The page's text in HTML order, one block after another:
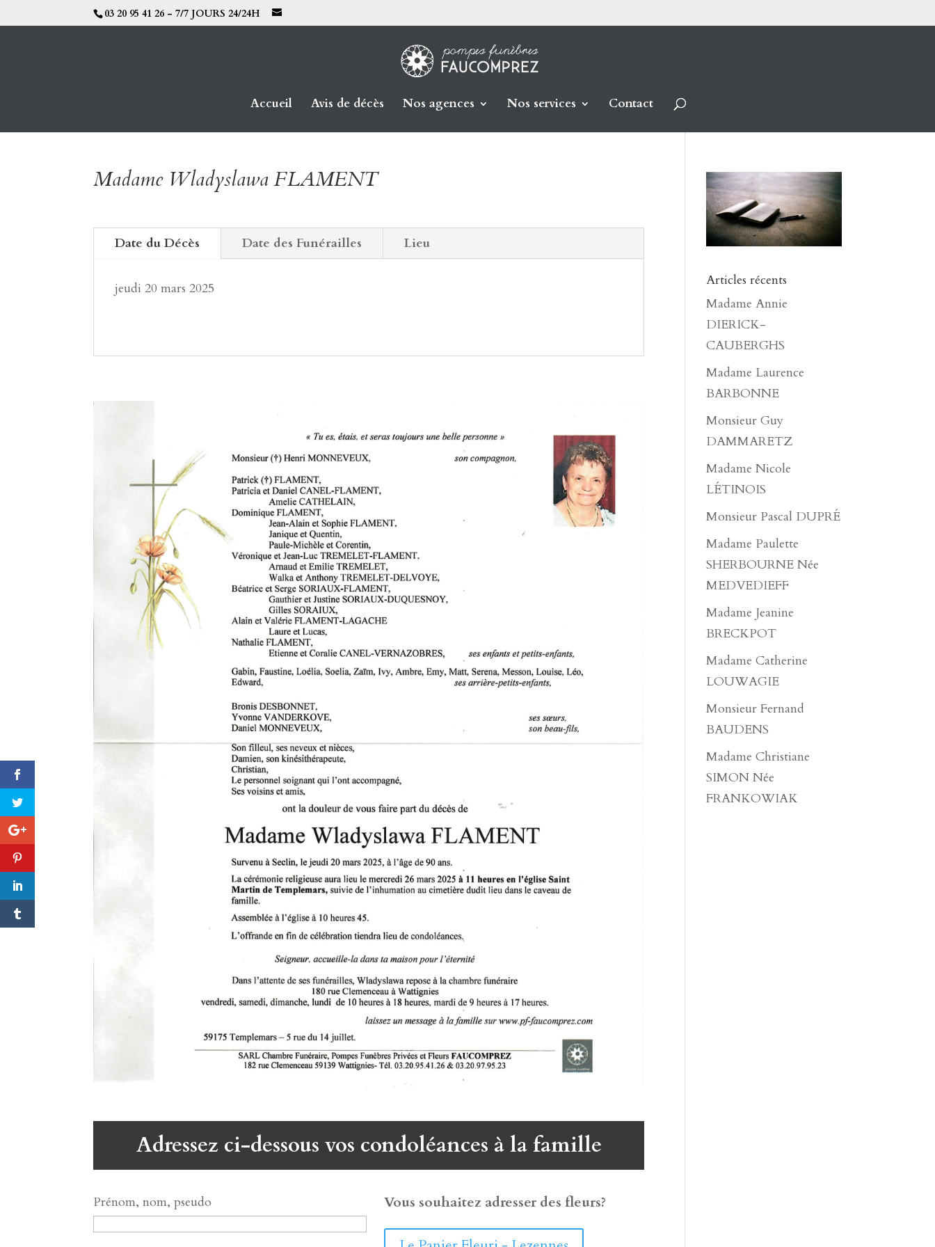
03 20 95 41 26 - 7/7 JOURS 24/24H
Accueil Avis de décès Nos agences Nos services Contact
Madame Wladyslawa FLAMENT
Date du Décès Date des Funérailles Lieu
jeudi 20 mars 2025
Adressez ci-dessous vos condoléances à la famille
Prénom, nom, pseudo Vous souhaitez adresser des fleurs?
Articles récents
Madame Annie
DIERICK-
CAUBERGHS
Madame Laurence
BARBONNE
Monsieur Guy
DAMMARETZ
Madame Nicole
LÉTINOIS
Monsieur Pascal DUPRÉ
Madame Paulette
SHERBOURNE Née
MEDVEDIEFF
Madame Jeanine
BRECKPOT
Madame Catherine
LOUWAGIE
Monsieur Fernand
BAUDENS
Madame Christiane
SIMON Née
FRANKOWIAK